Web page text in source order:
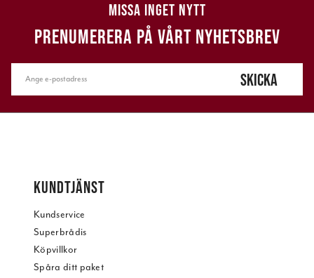
MISSA INGET NYTT
PRENUMERERA PÅ VÅRT NYHETSBREV
SKICKA
KUNDTJÄNST
Kundservice
Superbrådis
Köpvillkor
Spåra ditt paket